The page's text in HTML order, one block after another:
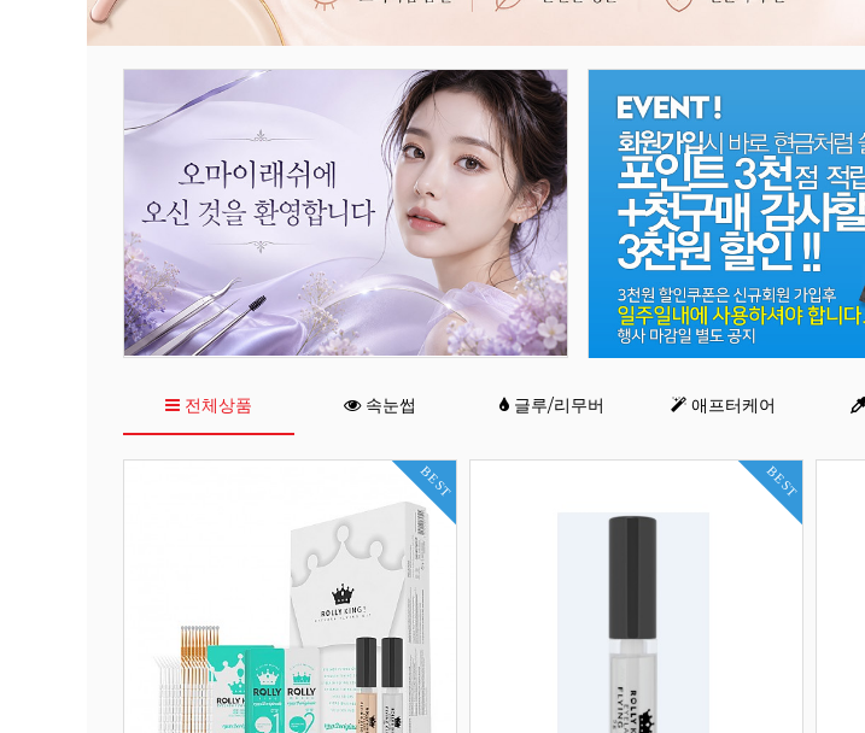
전체상품 속눈썹 글루/리무버 애프터케어
BEST BEST